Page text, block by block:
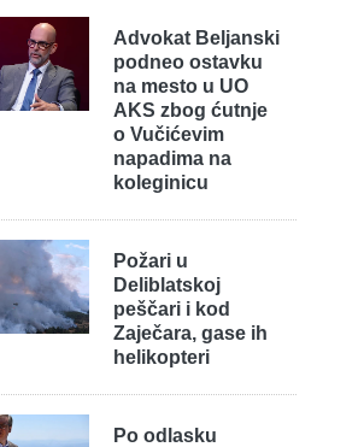
Advokat Beljanski
podneo ostavku
na mesto u UO
AKS zbog ćutnje
o Vučićevim
napadima na
koleginicu
Požari u
Deliblatskoj
peščari i kod
Zaječara, gase ih
helikopteri
Po odlasku